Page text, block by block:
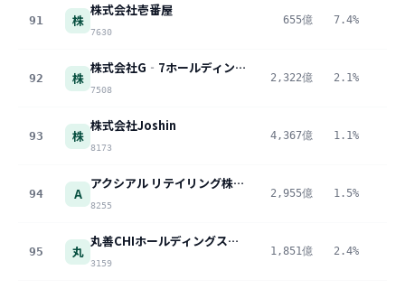
91 株
株式会社壱番屋
7630
655億 7.4%
92 株
株式会社G‐7ホールディングス
7508
2,322億 2.1%
93 株
株式会社Joshin
8173
4,367億 1.1%
94 A
アクシアル リテイリング株式会社
8255
2,955億 1.5%
95 丸
丸善CHIホールディングス株式会社
3159
1,851億 2.4%